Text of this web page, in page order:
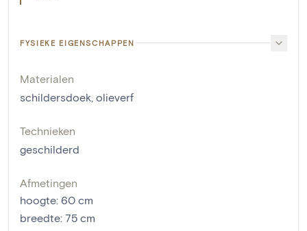
FYSIEKE EIGENSCHAPPEN
Materialen
schildersdoek, olieverf
Technieken
geschilderd
Afmetingen
hoogte: 60 cm
breedte: 75 cm